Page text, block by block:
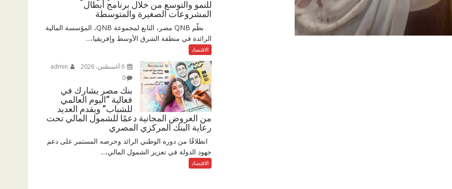
للنمو والتوسع من خلال برنامج أبطال
المشروعات الصغيرة والمتوسطة
نظّم QNB مصر، التابع لمجموعة QNB، المؤسسة المالية
الرائدة في منطقة الشرق الأوسط وإفريقيا،...
الاقتصاد
0
بنك مصر يشارك في
فعالية “اليوم العالمي
للشباب” ويقدم العديد
من العروض المجانية دعمًا للشمول المالي تحت
رعاية البنك المركزي المصري
انطلاقًا من دوره الوطني الرائد وحرصه المستمر على دعم
جهود الدولة في تعزيز الشمول المالي،...
الاقتصاد